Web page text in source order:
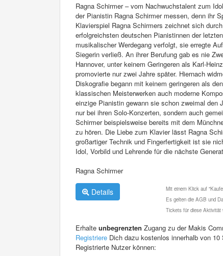
Ragna Schirmer – vom Nachwuchstalent zum
der Pianistin Ragna Schirmer messen, denn ihr
Klavierspiel Ragna Schirmers zeichnet sich
erfolgreichsten deutschen Pianistinnen der
musikalischer Werdegang verfolgt, sie erregte
Siegerin verließ. An ihrer Berufung gab es nie
Hannover, unter keinem Geringeren als Karl-
promovierte nur zwei Jahre später. Hiernach
Diskografie begann mit keinem geringeren als
klassischen Meisterwerken auch moderne
einzige Pianistin gewann sie schon zweimal
nur bei ihren Solo-Konzerten, sondern auch
Schirmer beispielsweise bereits mit dem
zu hören. Die Liebe zum Klavier lässt Ragna
großartiger Technik und Fingerfertigkeit ist sie
Idol, Vorbild und Lehrende für die nächste
Ragna Schirmer
Details
Mit einem Klick auf
Es gelten die AGB und
Tickets für diese Aktivität
Erhalte unbegrenzten Zugang zu der Makis
Registriere Dich dazu kostenlos innerhalb von 10
Registrierte Nutzer können: